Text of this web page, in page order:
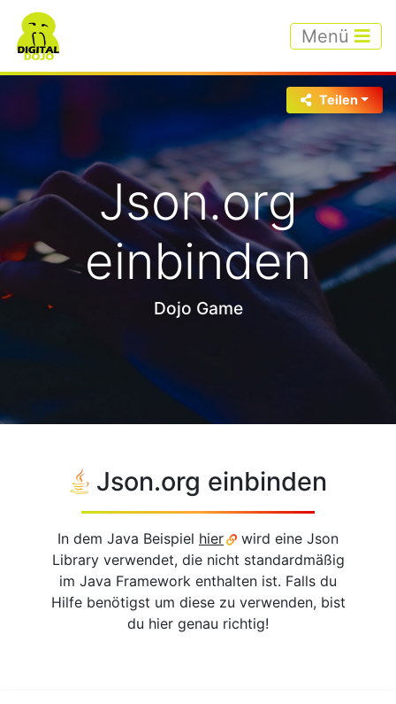
Menü
Teilen
Json.org
einbinden
Dojo Game
Json.org einbinden
In dem Java Beispiel hier
wird eine Json
Library verwendet, die nicht standardmäßig
im Java Framework enthalten ist. Falls du
Hilfe benötigst um diese zu verwenden, bist
du hier genau richtig!